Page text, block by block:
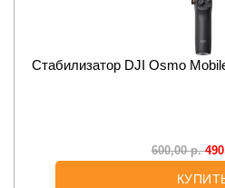
Стабилизатор DJI Osmo
600,00р.